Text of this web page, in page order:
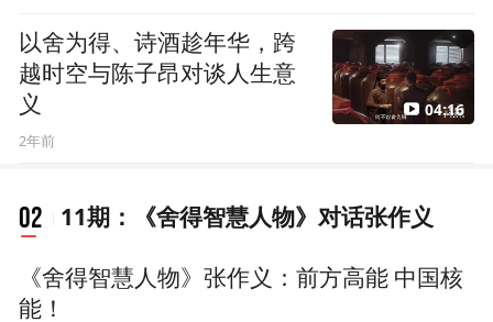
以舍为得、诗酒趁年华，跨
越时空与陈子昂对谈人生意
义
2年前
04:16
02 11期：《舍得智慧人物》对话张作义
《舍得智慧人物》张作义：前方高能 中国核
能！